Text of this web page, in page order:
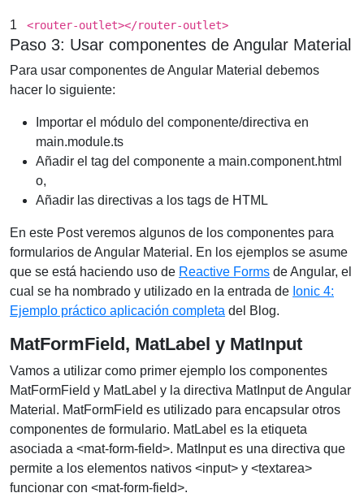
1 <router-outlet></router-outlet>
Paso 3: Usar componentes de Angular Material
Para usar componentes de Angular Material debemos
hacer lo siguiente:
Importar el módulo del componente/directiva en
main.module.ts
Añadir el tag del componente a main.component.html
o,
Añadir las directivas a los tags de HTML
En este Post veremos algunos de los componentes para
formularios de Angular Material. En los ejemplos se asume
que se está haciendo uso de Reactive Forms de Angular, el
cual se ha nombrado y utilizado en la entrada de Ionic 4:
Ejemplo práctico aplicación completa del Blog.
MatFormField, MatLabel y MatInput
Vamos a utilizar como primer ejemplo los componentes
MatFormField y MatLabel y la directiva MatInput de Angular
Material. MatFormField es utilizado para encapsular otros
componentes de formulario. MatLabel es la etiqueta
asociada a <mat-form-field>. MatInput es una directiva que
permite a los elementos nativos <input> y <textarea>
funcionar con <mat-form-field>.